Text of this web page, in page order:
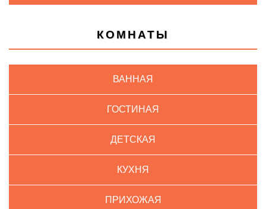
КОМНАТЫ
ВАННАЯ
ГОСТИНАЯ
ДЕТСКАЯ
КУХНЯ
ПРИХОЖАЯ